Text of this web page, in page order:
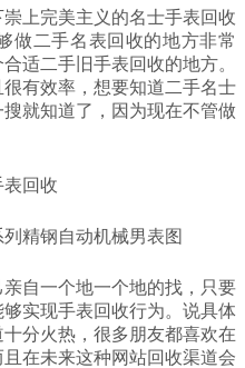
上完美主义的名士手表回收
做二手名表回收的地方非常
适二手旧手表回收的地方。
有效率，想要知道二手名士
就知道了，因为现在不管做
精钢自动机械男表图
自一个地一个地的找，只要
实现手表回收行为。说具体
分火热，很多朋友都喜欢在
在未来这种网站回收渠道会